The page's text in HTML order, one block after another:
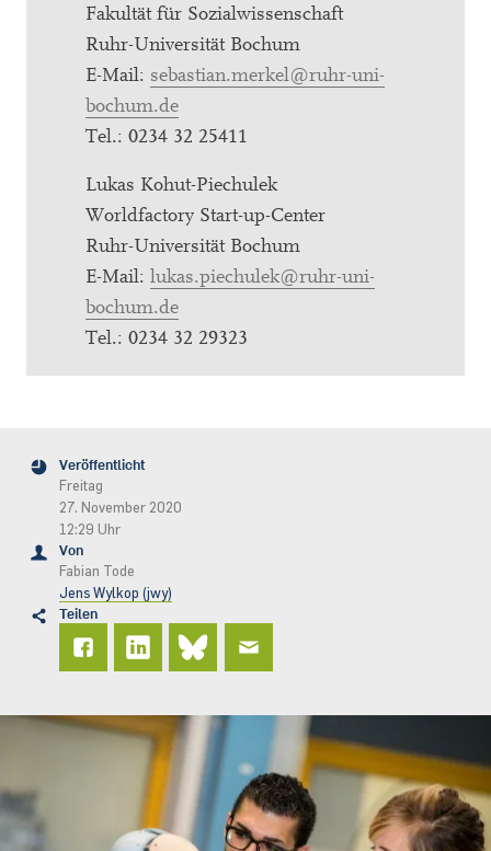
Fakultät für Sozialwissenschaft
Ruhr-Universität Bochum
E-Mail: sebastian.merkel@ruhr-uni-
bochum.de
Tel.: 0234 32 25411
Lukas Kohut-Piechulek
Worldfactory Start-up-Center
Ruhr-Universität Bochum
E-Mail: lukas.piechulek@ruhr-uni-
bochum.de
Tel.: 0234 32 29323
Veröffentlicht
Freitag
27. November 2020
12:29 Uhr
Von
Fabian Tode
Jens Wylkop (jwy)
Teilen